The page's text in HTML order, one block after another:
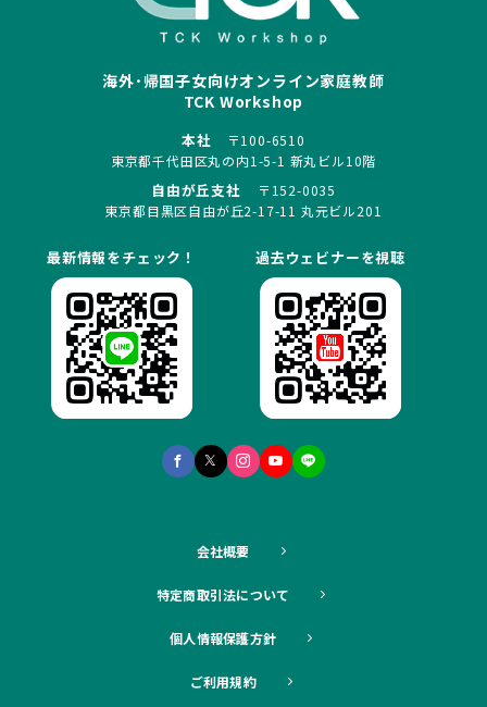
海外･帰国子女向けオンライン家庭教師
TCK Workshop
本社
〒100-6510
東京都千代田区丸の内1-5-1 新丸ビル10階
自由が丘支社
〒152-0035
東京都目黒区自由が丘2-17-11 丸元ビル201
最新情報をチェック！ 過去ウェビナーを視聴
会社概要
特定商取引法について
個人情報保護方針
ご利用規約